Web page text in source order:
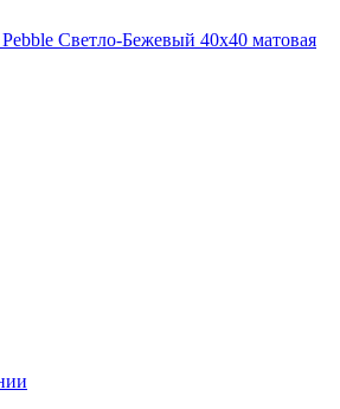
Светло-Бежевый 40x40 матовая